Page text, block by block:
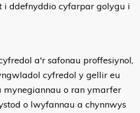
i ddefnyddio cyfarpar golygu i
a'r safonau proffesiynol,
cyfredol y gellir eu
o ran ymarfer
o lwyfannau a chynnwys